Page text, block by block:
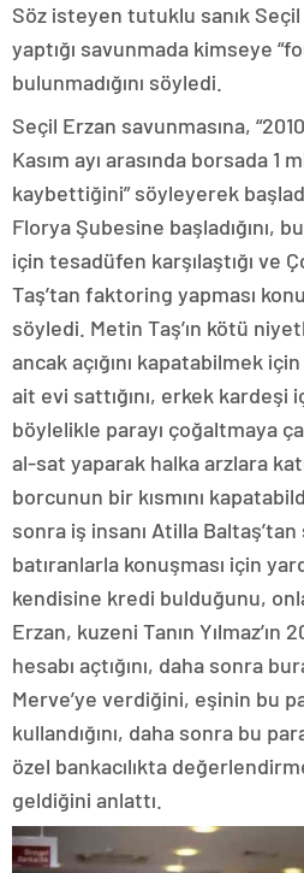
Söz isteyen tutuklu sanık
yaptığı savunmada kimseye
bulunmadığını söyledi.
Seçil Erzan savunmasına,
Kasım ayı arasında borsada 1
kaybettiğini” söyleyerek
Florya Şubesine başladığını,
için tesadüfen karşılaştığı ve
Taş’tan faktoring yapması
söyledi. Metin Taş’ın kötü
ancak açığını kapatabilmek
ait evi sattığını, erkek kardeşi
böylelikle parayı çoğaltmaya
al-sat yaparak halka arzlara
borcunun bir kısmını
sonra iş insanı Atilla Baltaş’tan
batıranlarla konuşması için
kendisine kredi bulduğunu,
Erzan, kuzeni Tanın Yılmaz’ın
hesabı açtığını, daha sonra
Merve’ye verdiğini, eşinin bu
kullandığını, daha sonra bu
özel bankacılıkta
geldiğini anlattı.